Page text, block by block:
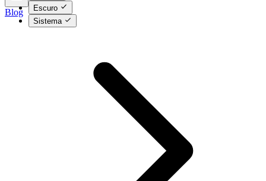
Escuro
Sistema
Blog